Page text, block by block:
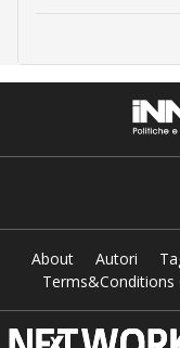
About Autori
Terms&Conditions